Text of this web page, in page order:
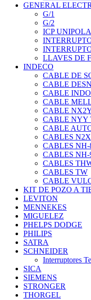
GENERAL
G/1
G/2
ICP
LLAVES DE
INDECO
CABLE DE
CABLE
CABLE
CABLE
CABLE
CABLE NYY
CABLE
CABLES N2X
CABLES NH-
CABLES NH-
CABLES
CABLES TW
CABLE
KIT DE POZO A
LEVITON
MENNEKES
MIGUELEZ
PHELPS DODGE
PHILIPS
SATRA
SCHNEIDER
Interruptores
SICA
SIEMENS
STRONGER
THORGEL